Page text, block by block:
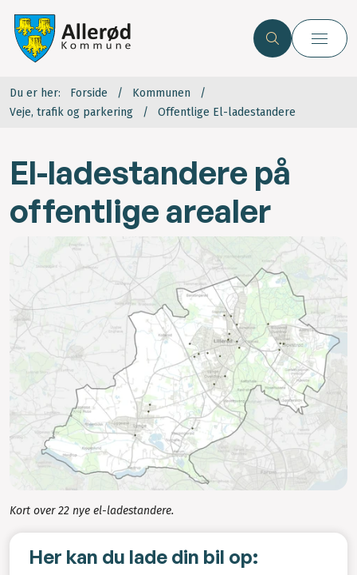
Du er her: Forside
Kommunen
Veje, trafik og parkering
Offentlige El-ladestandere
El-ladestandere på
offentlige arealer
Kort over 22 nye el-ladestandere.
Her kan du lade din bil op: